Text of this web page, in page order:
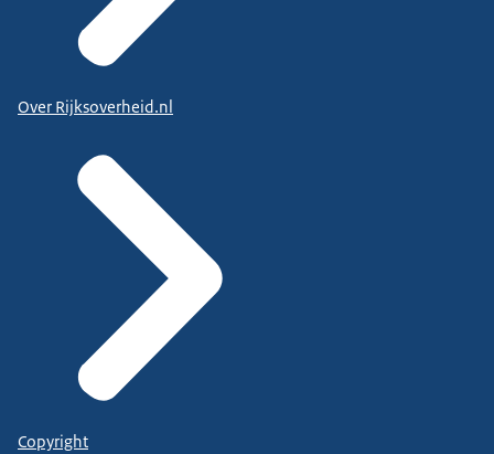
Over Rijksoverheid.nl
Copyright